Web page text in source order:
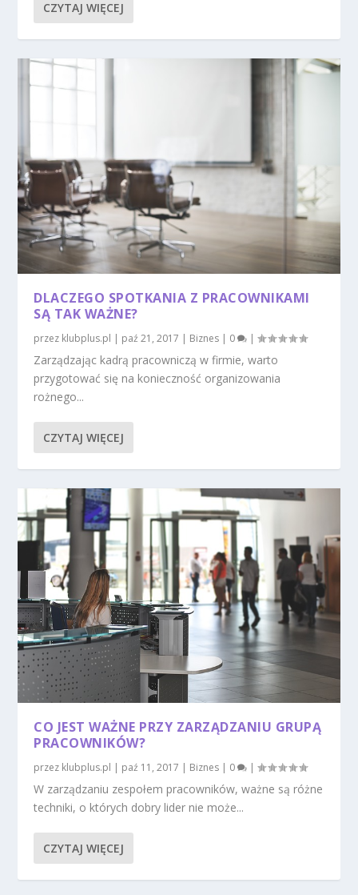
CZYTAJ WIĘCEJ
DLACZEGO SPOTKANIA Z PRACOWNIKAMI
SĄ TAK WAŻNE?
przez klubplus.pl | paź 21, 2017 | Biznes | 0 |
Zarządzając kadrą pracowniczą w firmie, warto
przygotować się na konieczność organizowania
rożnego...
CZYTAJ WIĘCEJ
CO JEST WAŻNE PRZY ZARZĄDZANIU GRUPĄ
PRACOWNIKÓW?
przez klubplus.pl | paź 11, 2017 | Biznes | 0 |
W zarządzaniu zespołem pracowników, ważne są różne
techniki, o których dobry lider nie może...
CZYTAJ WIĘCEJ